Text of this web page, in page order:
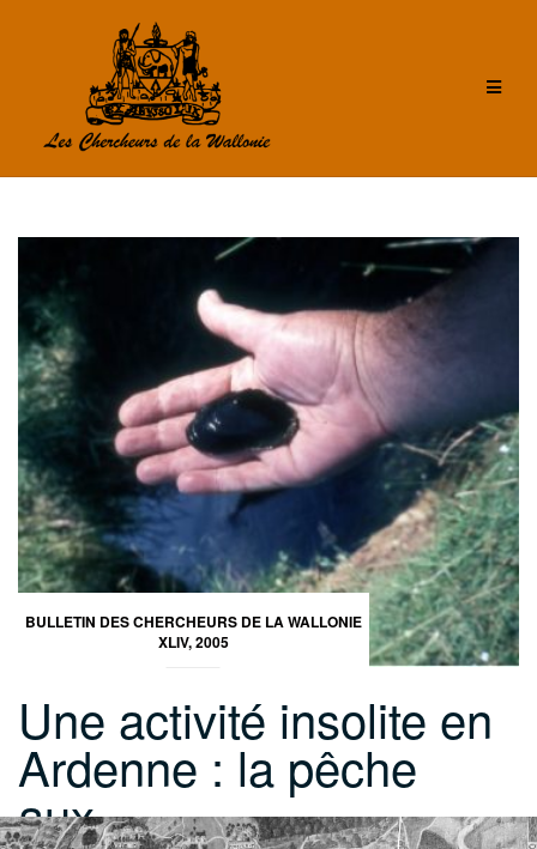
BULLETIN DES CHERCHEURS DE LA WALLONIE
XLIV, 2005
Une activité insolite en
Ardenne : la pêche
aux…